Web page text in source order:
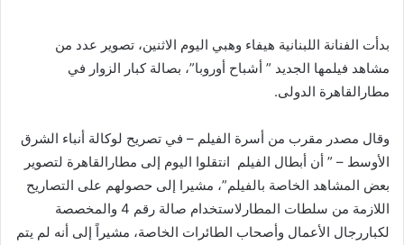
بدأت الفنانة اللبنانية هيفاء وهبي اليوم الاثنين، تصوير عدد من
مشاهد فيلمها الجديد ” أشباح أوروبا”، بصالة كبار الزوار في
مطارالقاهرة الدولى.
وقال مصدر مقرب من أسرة الفيلم – في تصريح لوكالة أنباء الشرق
الأوسط – ” أن أبطال الفيلم انتقلوا اليوم إلى مطارالقاهرة لتصوير
بعض المشاهد الخاصة بالفيلم”، مشيرا إلى حصولهم على التصاريح
اللازمة من سلطات المطارلاستخدام صالة رقم 4 والمخصصة
لكباررجال الأعمال وأصحاب الطائرات الخاصة، مشيراً إلى أنه لم يتم